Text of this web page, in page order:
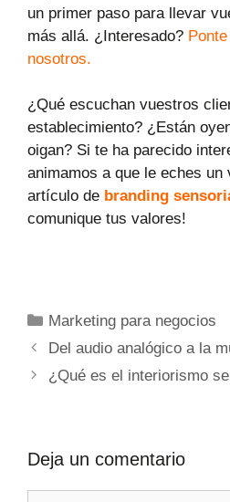
un primer paso para llevar
más allá. ¿Interesado?
nosotros.
¿Qué escuchan vuestros
establecimiento? ¿Están
oigan? Si te ha parecido
animamos a que le eches un
artículo de branding
comunique tus valores!
Marketing para negocios
Del audio analógico a la
¿Qué es el interiorismo
Deja un comentario